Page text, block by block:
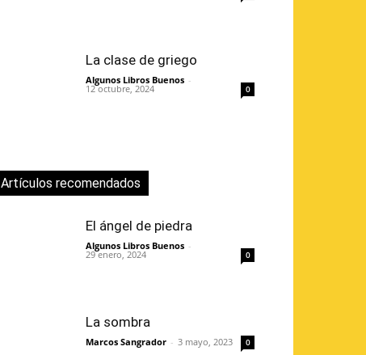
La clase de griego
Algunos Libros Buenos -
12 octubre, 2024 0
Artículos recomendados
El ángel de piedra
Algunos Libros Buenos -
29 enero, 2024 0
La sombra
Marcos Sangrador - 3 mayo, 2023 0